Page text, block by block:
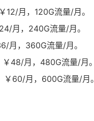
12/月，120G流量/月。
月，240G流量/月。
月，360G流量/月。
48/月，480G流量/月。
￥60/月，600G流量/月。